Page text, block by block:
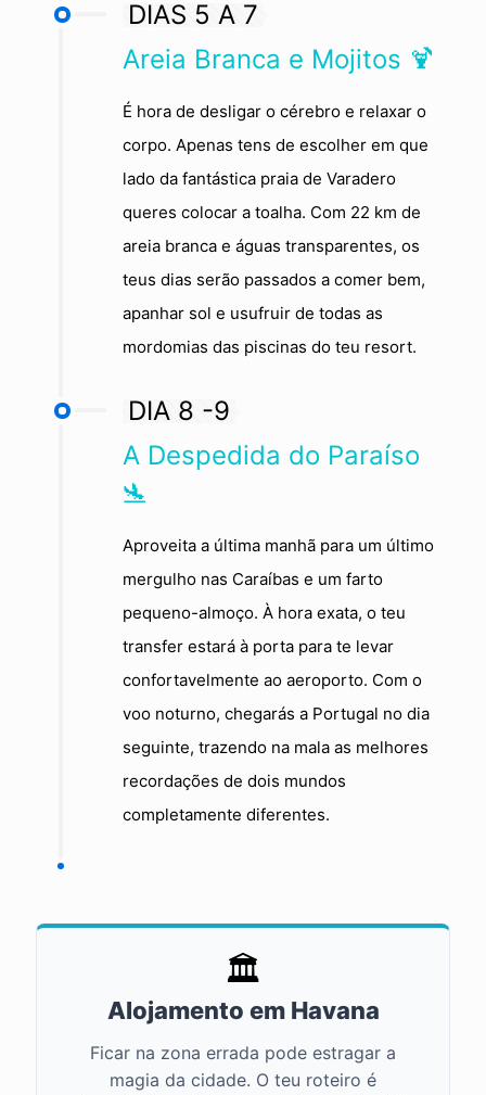
DIAS 5 A 7
Areia Branca e Mojitos 🍹
É hora de desligar o cérebro e relaxar o
corpo. Apenas tens de escolher em que
lado da fantástica praia de Varadero
queres colocar a toalha. Com 22 km de
areia branca e águas transparentes, os
teus dias serão passados a comer bem,
apanhar sol e usufruir de todas as
mordomias das piscinas do teu resort.
DIA 8 -9
A Despedida do Paraíso
🛬
Aproveita a última manhã para um último
mergulho nas Caraíbas e um farto
pequeno-almoço. À hora exata, o teu
transfer estará à porta para te levar
confortavelmente ao aeroporto. Com o
voo noturno, chegarás a Portugal no dia
seguinte, trazendo na mala as melhores
recordações de dois mundos
completamente diferentes.
🏛️
Alojamento em Havana
Ficar na zona errada pode estragar a
magia da cidade. O teu roteiro é